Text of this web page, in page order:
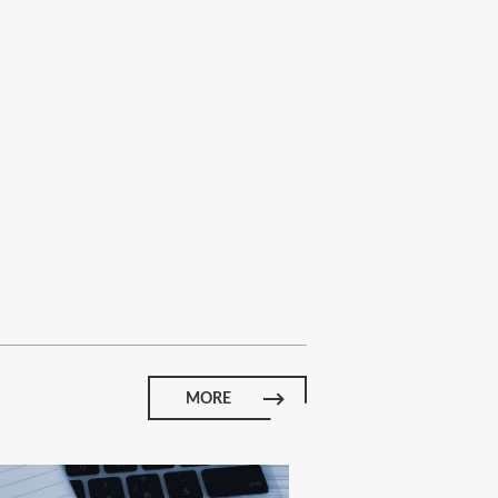
MORE